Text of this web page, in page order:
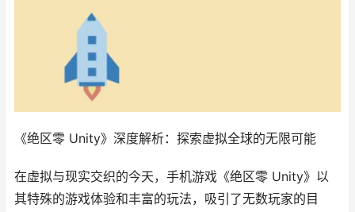
《绝区零 Unity》深度解析：探索虚拟全球的无限可能
在虚拟与现实交织的今天，手机游戏《绝区零 Unity》以
其特殊的游戏体验和丰富的玩法，吸引了无数玩家的目